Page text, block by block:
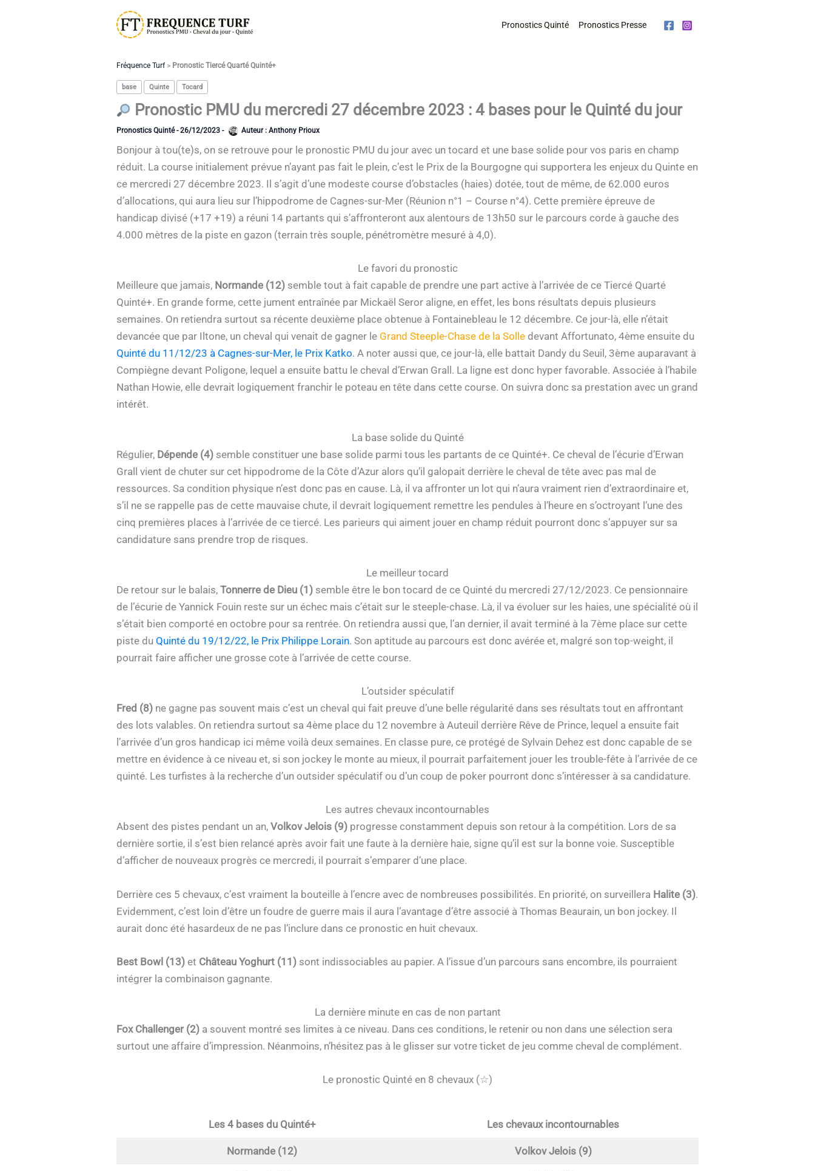
Pronostics Quinté Pronostics Presse
Fréquence Turf> Pronostic Tiercé Quarté Quinté+
base Quinte Tocard
Pronostic PMU du mercredi 27 décembre 2023 : 4 bases pour le Quinté du jour
Pronostics Quinté-26/12/2023 - Auteur : Anthony Prioux
Bonjour à tou(te)s, on se retrouve pour le pronostic PMU du jour avec un tocard et une base solide pour vos paris en champ
réduit. La course initialement prévue n’ayant pas fait le plein, c’est le Prix de la Bourgogne qui supportera les enjeux du Quinte en
ce mercredi 27 décembre 2023. Il s’agit d’une modeste course d’obstacles (haies) dotée, tout de même, de 62.000 euros
d’allocations, qui aura lieu sur l’hippodrome de Cagnes-sur-Mer (Réunion n°1 – Course n°4). Cette première épreuve de
handicap divisé (+17 +19) a réuni 14 partants qui s’affronteront aux alentours de 13h50 sur le parcours corde à gauche des
4.000 mètres de la piste en gazon (terrain très souple, pénétromètre mesuré à 4,0).
Le favori du pronostic
Meilleure que jamais, Normande (12) semble tout à fait capable de prendre une part active à l’arrivée de ce Tiercé Quarté
Quinté+. En grande forme, cette jument entraînée par Mickaël Seror aligne, en effet, les bons résultats depuis plusieurs
semaines. On retiendra surtout sa récente deuxième place obtenue à Fontainebleau le 12 décembre. Ce jour-là, elle n’était
devancée que par Iltone, un cheval qui venait de gagner le Grand Steeple-Chase de la Solle devant Affortunato, 4ème ensuite du
Quinté du 11/12/23 à Cagnes-sur-Mer, le Prix Katko. A noter aussi que, ce jour-là, elle battait Dandy du Seuil, 3ème auparavant à
Compiègne devant Poligone, lequel a ensuite battu le cheval d’Erwan Grall. La ligne est donc hyper favorable. Associée à l’habile
Nathan Howie, elle devrait logiquement franchir le poteau en tête dans cette course. On suivra donc sa prestation avec un grand
intérêt.
La base solide du Quinté
Régulier, Dépende (4) semble constituer une base solide parmi tous les partants de ce Quinté+. Ce cheval de l’écurie d’Erwan
Grall vient de chuter sur cet hippodrome de la Côte d’Azur alors qu’il galopait derrière le cheval de tête avec pas mal de
ressources. Sa condition physique n’est donc pas en cause. Là, il va affronter un lot qui n’aura vraiment rien d’extraordinaire et,
s’il ne se rappelle pas de cette mauvaise chute, il devrait logiquement remettre les pendules à l’heure en s’octroyant l’une des
cinq premières places à l’arrivée de ce tiercé. Les parieurs qui aiment jouer en champ réduit pourront donc s’appuyer sur sa
candidature sans prendre trop de risques.
Le meilleur tocard
De retour sur le balais, Tonnerre de Dieu (1) semble être le bon tocard de ce Quinté du mercredi 27/12/2023. Ce pensionnaire
de l’écurie de Yannick Fouin reste sur un échec mais c’était sur le steeple-chase. Là, il va évoluer sur les haies, une spécialité où il
s’était bien comporté en octobre pour sa rentrée. On retiendra aussi que, l’an dernier, il avait terminé à la 7ème place sur cette
piste du Quinté du 19/12/22, le Prix Philippe Lorain. Son aptitude au parcours est donc avérée et, malgré son top-weight, il
pourrait faire afficher une grosse cote à l’arrivée de cette course.
L’outsider spéculatif
Fred (8) ne gagne pas souvent mais c’est un cheval qui fait preuve d’une belle régularité dans ses résultats tout en affrontant
des lots valables. On retiendra surtout sa 4ème place du 12 novembre à Auteuil derrière Rêve de Prince, lequel a ensuite fait
l’arrivée d’un gros handicap ici même voilà deux semaines. En classe pure, ce protégé de Sylvain Dehez est donc capable de se
mettre en évidence à ce niveau et, si son jockey le monte au mieux, il pourrait parfaitement jouer les trouble-fête à l’arrivée de ce
quinté. Les turfistes à la recherche d’un outsider spéculatif ou d’un coup de poker pourront donc s’intéresser à sa candidature.
Les autres chevaux incontournables
Absent des pistes pendant un an, Volkov Jelois (9) progresse constamment depuis son retour à la compétition. Lors de sa
dernière sortie, il s’est bien relancé après avoir fait une faute à la dernière haie, signe qu’il est sur la bonne voie. Susceptible
d’afficher de nouveaux progrès ce mercredi, il pourrait s’emparer d’une place.
Derrière ces 5 chevaux, c’est vraiment la bouteille à l’encre avec de nombreuses possibilités. En priorité, on surveillera Halite (3).
Evidemment, c’est loin d’être un foudre de guerre mais il aura l’avantage d’être associé à Thomas Beaurain, un bon jockey. Il
aurait donc été hasardeux de ne pas l’inclure dans ce pronostic en huit chevaux.
Best Bowl (13) et Château Yoghurt (11) sont indissociables au papier. A l’issue d’un parcours sans encombre, ils pourraient
intégrer la combinaison gagnante.
La dernière minute en cas de non partant
Fox Challenger (2) a souvent montré ses limites à ce niveau. Dans ces conditions, le retenir ou non dans une sélection sera
surtout une affaire d’impression. Néanmoins, n’hésitez pas à le glisser sur votre ticket de jeu comme cheval de complément.
Le pronostic Quinté en 8 chevaux (☆)
Les 4 bases du Quinté+
Normande (12)
Les chevaux incontournables
Volkov Jelois (9)